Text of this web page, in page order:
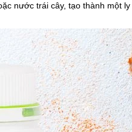
nước trái cây, tạo thành một